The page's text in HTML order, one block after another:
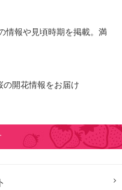
情報や見頃時期を掲載。満
開花情報をお届け